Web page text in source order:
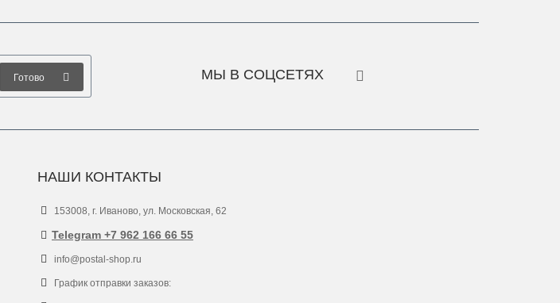
Готово МЫ В СОЦСЕТЯХ
НАШИ КОНТАКТЫ
153008, г. Иваново, ул. Московская, 62
Telegram +7 962 166 66 55
info@postal-shop.ru
График отправки заказов: